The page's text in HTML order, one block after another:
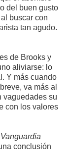
del buen gusto
buscar con
tan agudo.
de Brooks y
aliviarse: lo
Y más cuando
va más al
vaguedades su
con los valores
conclusión